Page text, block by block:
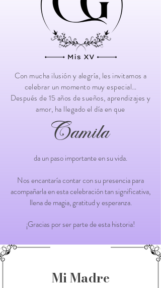
Con mucha ilusión y alegría, les invitamos a
celebrar un momento muy especial…
Después de 15 años de sueños, aprendizajes y
amor, ha llegado el día en que
Camila
da un paso importante en su vida.
Nos encantaría contar con su presencia para
acompañarla en esta celebración tan significativa,
llena de magia, gratitud y esperanza.
¡Gracias por ser parte de esta historia!
Mi Madre